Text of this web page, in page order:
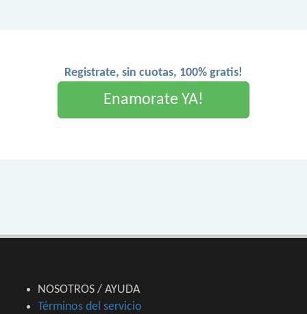
Registrate, sin cuotas, 100% gratis!
Enamorate YA!
NOSOTROS / AYUDA
Términos del servicio